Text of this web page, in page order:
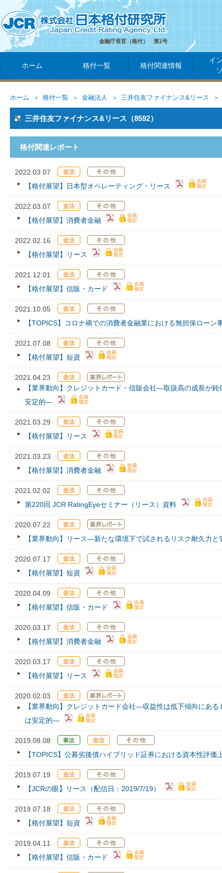
金融庁長官（格付） 第1号
ホーム 格付一覧 格付関連情報
イ
ホーム 格付一覧 金融法人 三井住友ファイナンス&リース
三井住友ファイナンス&リース（8592）
格付関連レポート
2022.03.07
【格付展望】日本型オペレーティング・リース
2022.03.07
【格付展望】消費者金融
2022.02.16
【格付展望】リース
2021.12.01
【格付展望】信販・カード
2021.10.05
【TOPICS】コロナ禍での消費者金融業における無担保ローン
2021.07.08
【格付展望】短資
2021.04.23
【業界動向】クレジットカード・信販会社―取扱高の成長が
安定的―
2021.03.29
【格付展望】リース
2021.03.23
【格付展望】消費者金融
2021.02.02
第220回 JCR RatingEyeセミナー（リース）資料
2020.07.22
【業界動向】リース―新たな環境下で試されるリスク耐久力
2020.07.17
【格付展望】短資
2020.04.09
【格付展望】信販・カード
2020.03.17
【格付展望】消費者金融
2020.03.17
【格付展望】リース
2020.02.03
【業界動向】クレジットカード会社―収益性は低下傾向にあ
は安定的―
2019.08.08
【TOPICS】公募劣後債ハイブリッド証券における資本性評価
2019.07.19
【JCRの眼】リース（配信日：2019/7/19）
2019.07.18
【格付展望】短資
2019.04.11
【格付展望】信販・カード